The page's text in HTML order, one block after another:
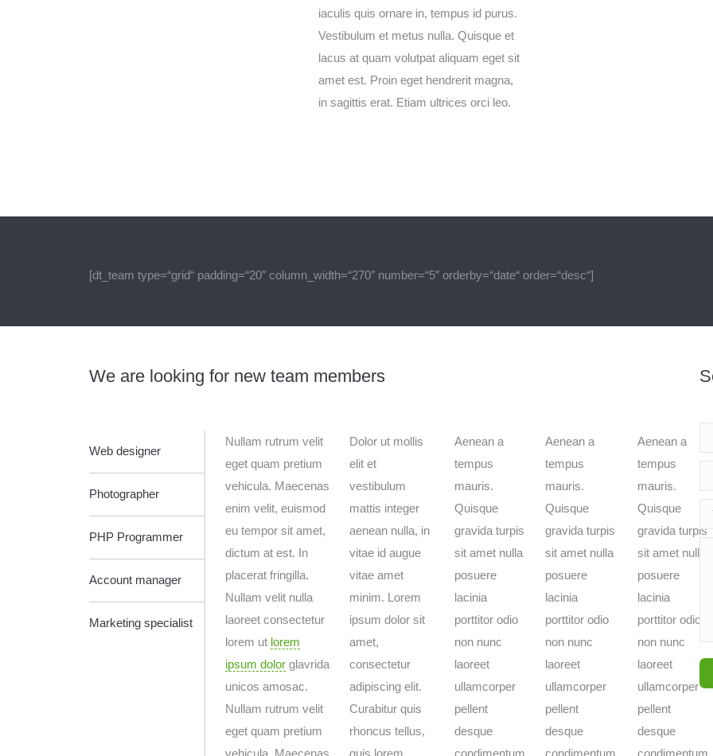
iaculis quis ornare in, tempus id purus.
Vestibulum et metus nulla. Quisque et
lacus at quam volutpat aliquam eget sit
amet est. Proin eget hendrerit magna,
in sagittis erat. Etiam ultrices orci leo.
[dt_team type=“grid“ padding=“20″ column_width=“270″ number=“5″ orderby=“date“ order=“desc“]
We are looking for new team members
Web designer
Photographer
PHP Programmer
Account manager
Marketing specialist
Nullam rutrum velit
eget quam pretium
vehicula. Maecenas
enim velit, euismod
eu tempor sit amet,
dictum at est. In
placerat fringilla.
Nullam velit nulla
laoreet consectetur
lorem ut lorem
ipsum dolor glavrida
unicos amosac.
Nullam rutrum velit
eget quam pretium
vehicula. Maecenas
Dolor ut mollis
elit et
vestibulum
mattis integer
aenean nulla, in
vitae id augue
vitae amet
minim. Lorem
ipsum dolor sit
amet,
consectetur
adipiscing elit.
Curabitur quis
rhoncus tellus,
quis lorem
Aenean a
tempus
mauris.
Quisque
gravida turpis
sit amet nulla
posuere
lacinia
porttitor odio
non nunc
laoreet
ullamcorper
pellent
desque
condimentum
Aenean a
tempus
mauris.
Quisque
gravida turpis
sit amet nulla
posuere
lacinia
porttitor odio
non nunc
laoreet
ullamcorper
pellent
desque
condimentum
Aenean a
tempus
mauris.
Quisque
gravida turpis
sit amet nulla
posuere
lacinia
porttitor odio
non nunc
laoreet
ullamcorper
pellent
desque
condimentum